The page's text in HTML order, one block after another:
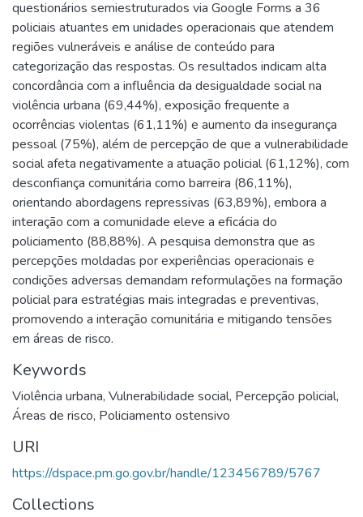
questionários semiestruturados via Google Forms a 36
policiais atuantes em unidades operacionais que atendem
regiões vulneráveis e análise de conteúdo para
categorização das respostas. Os resultados indicam alta
concordância com a influência da desigualdade social na
violência urbana (69,44%), exposição frequente a
ocorrências violentas (61,11%) e aumento da insegurança
pessoal (75%), além de percepção de que a vulnerabilidade
social afeta negativamente a atuação policial (61,12%), com
desconfiança comunitária como barreira (86,11%),
orientando abordagens repressivas (63,89%), embora a
interação com a comunidade eleve a eficácia do
policiamento (88,88%). A pesquisa demonstra que as
percepções moldadas por experiências operacionais e
condições adversas demandam reformulações na formação
policial para estratégias mais integradas e preventivas,
promovendo a interação comunitária e mitigando tensões
em áreas de risco.
Keywords
Violência urbana, Vulnerabilidade social, Percepção policial,
Áreas de risco, Policiamento ostensivo
URI
https://dspace.pm.go.gov.br/handle/123456789/5767
Collections